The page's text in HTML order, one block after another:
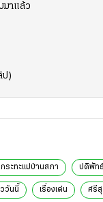
มาแล้ว
ป)
ระทะแม่บ้านสภา ปดิพัท
วันนี้ เรื่องเด่น ศรี